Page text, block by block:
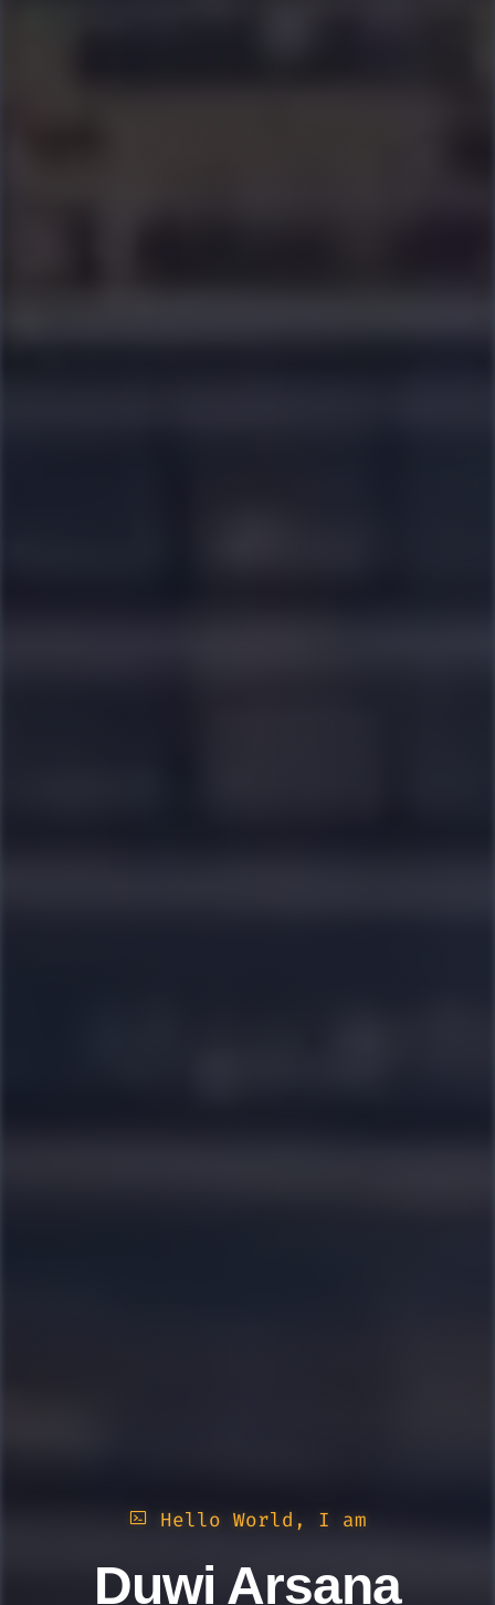
Hello World, I am
Duwi Arsana